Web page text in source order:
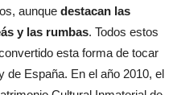
aunque destacan las
y las rumbas. Todos estos
esta forma de tocar
de España. En el año 2010, el